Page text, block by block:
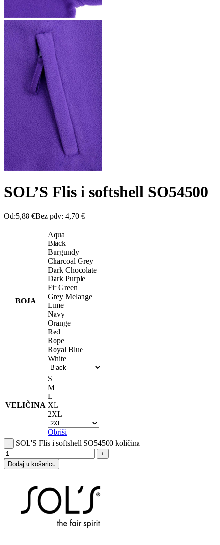
SOL’S Flis i softshell SO54500
Od:5,88 €Bez pdv: 4,70 €
BOJA
Aqua
Black
Burgundy
Charcoal Grey
Dark Chocolate
Dark Purple
Fir Green
Grey Melange
Lime
Navy
Orange
Red
Rope
Royal Blue
White
VELIČINA
S
M
L
XL
2XL
Obriši
SOL'S Flis i softshell SO54500 količina
Dodaj u košaricu